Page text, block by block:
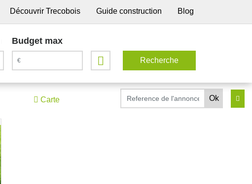
Découvrir Trecobois Guide construction Blog
Budget max
Carte